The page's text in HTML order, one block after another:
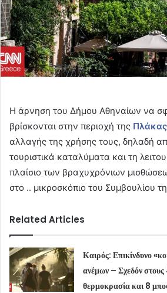
Η άρνηση του Δήμου Αθηναίων να
βρίσκονται στην περιοχή της Πλάκας
αλλαγής της χρήσης τους, δηλαδή
τουριστικά καταλύματα και τη
πλαίσιο των βραχυχρόνιων
στο .. μικροσκόπιο του Συμβουλίου
Related Articles
Καιρός: Επικίνδυνο
ανέμων – Σχεδόν
θερμοκρασία και 8